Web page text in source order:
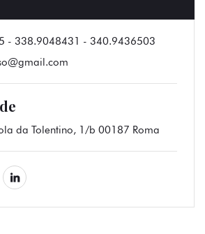
- 338.9048431 - 340.9436503
da Tolentino, 1/b 00187 Roma